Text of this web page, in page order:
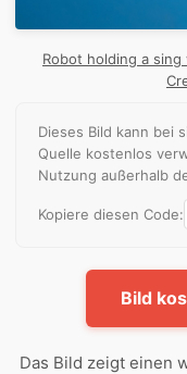
Robot holding a
Dieses Bild kann bei
Quelle kostenlos
Nutzung außerhalb
Kopiere diesen Code:
Bild
Das Bild zeigt einen